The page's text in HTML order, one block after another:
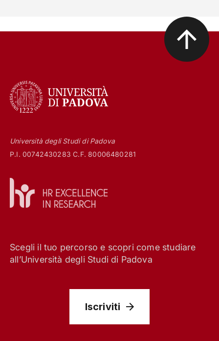
Università degli Studi di Padova
P.I. 00742430283 C.F. 80006480281
Scegli il tuo percorso e scopri come studiare
all’Università degli Studi di Padova
Iscriviti